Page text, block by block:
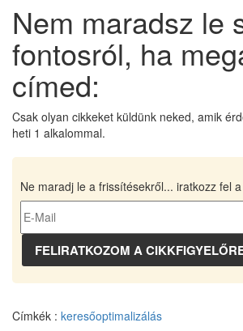
Nem maradsz le
fontosról, ha
címed:
Csak olyan cikkeket küldünk neked, amik
heti 1 alkalommal.
Ne maradj le a frissítésekről... iratkozz fel
Címkék : keresőoptimalizálás